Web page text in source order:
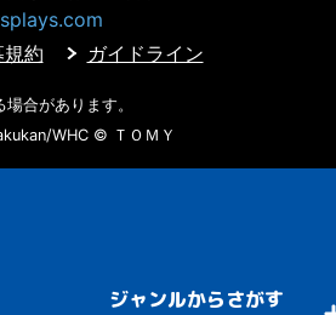
約 ガイドライン
合があります。
WHC © ＴＯＭＹ
ジャンルからさがす